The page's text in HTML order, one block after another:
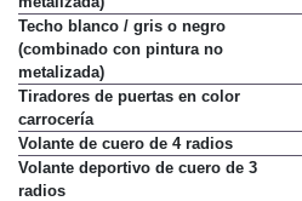
Techo blanco / gris o negro
(combinado con pintura no
metalizada)
Tiradores de puertas en color
carrocería
Volante de cuero de 4 radios
Volante deportivo de cuero de 3
radios